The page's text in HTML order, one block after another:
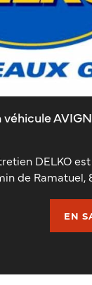
DELKO
de
EN